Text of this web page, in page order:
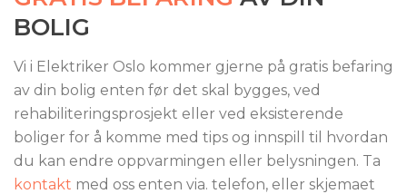
BOLIG
Vi i Elektriker Oslo kommer gjerne på gratis befaring
av din bolig enten før det skal bygges, ved
rehabiliteringsprosjekt eller ved eksisterende
boliger for å komme med tips og innspill til hvordan
du kan endre oppvarmingen eller belysningen. Ta
kontakt med oss enten via. telefon, eller skjemaet